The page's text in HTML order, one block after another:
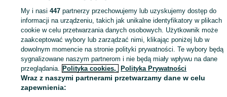
Strona główna Budowa i Remont
zewnętrzne - Śląskie
Rolety zewnętrzne - Tychy
KATEGORIA
531392127 Wyświetlenia:
Zadzwoń / SMS
My i nasi447 partnerzy przechowujemy lub uzyskujemy dostęp do
informacji na urządzeniu, takich jak unikalne identyfikatory w plikach
cookie w celu przetwarzania danych osobowych. Użytkownik może
zaakceptować wybory lub zarządzać nimi, klikając poniżej lub w
dowolnym momencie na stronie polityki prywatności. Te wybory będą
sygnalizowane naszym partnerom i nie będą miały wpływu na dane
przeglądania. Polityka cookies, Polityka Prywatności
Wraz z naszymi partnerami przetwarzamy dane w celu
zapewnienia: